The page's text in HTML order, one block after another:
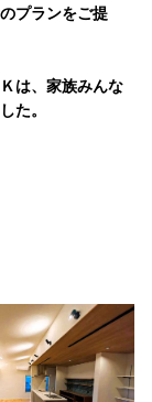
プランをご提
は、家族みんな
た。